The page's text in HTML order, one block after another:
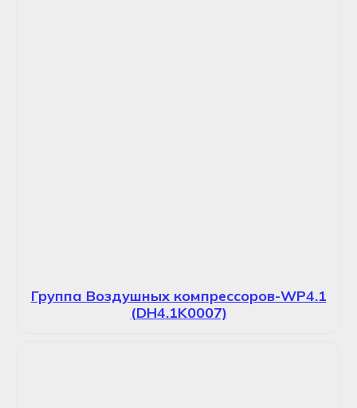
Группа Воздушных компрессоров-WP4.1
(DH4.1K0007)